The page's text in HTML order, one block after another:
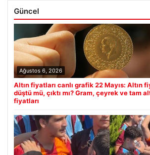
Güncel
Ağustos 6, 2026
Altın fiyatları canlı grafik 22 Mayıs: Altın
düştü mü, çıktı mı? Gram, çeyrek ve tam
fiyatları